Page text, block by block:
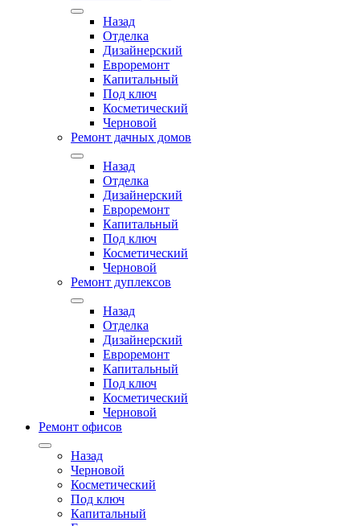
Назад
Отделка
Дизайнерский
Евроремонт
Капитальный
Под ключ
Косметический
Черновой
Ремонт дачных домов
Назад
Отделка
Дизайнерский
Евроремонт
Капитальный
Под ключ
Косметический
Черновой
Ремонт дуплексов
Назад
Отделка
Дизайнерский
Евроремонт
Капитальный
Под ключ
Косметический
Черновой
Ремонт офисов
Назад
Черновой
Косметический
Под ключ
Капитальный